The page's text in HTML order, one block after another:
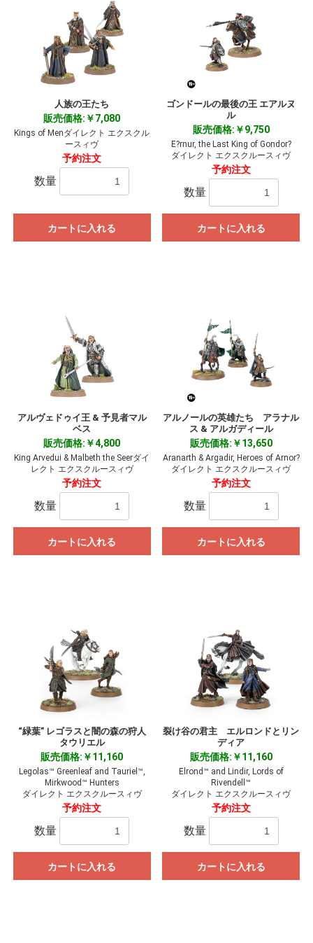
人族の王たち
販売価格:￥7,080
Kings of Menダイレクト エクスクル
ースィヴ
予約注文
数量
カートに入れる
ゴンドールの最後の王 エアルヌ
ル
販売価格:￥9,750
E?rnur, the Last King of Gondor?
ダイレクト エクスクルースィヴ
予約注文
数量
カートに入れる
アルヴェドゥイ王 & 予見者マル
ベス
販売価格:￥4,800
King Arvedui & Malbeth the Seerダイ
レクト エクスクルースィヴ
予約注文
数量
カートに入れる
アルノールの英雄たち アラナル
ス & アルガディール
販売価格:￥13,650
Aranarth & Argadir, Heroes of Arnor?
ダイレクト エクスクルースィヴ
予約注文
数量
カートに入れる
“緑葉” レゴラスと闇の森の狩人
タウリエル
販売価格:￥11,160
Legolas™ Greenleaf and Tauriel™,
Mirkwood™ Hunters
ダイレクト エクスクルースィヴ
予約注文
数量
カートに入れる
裂け谷の君主 エルロンドとリン
ディア
販売価格:￥11,160
Elrond™ and Lindir, Lords of
Rivendell™
ダイレクト エクスクルースィヴ
予約注文
数量
カートに入れる